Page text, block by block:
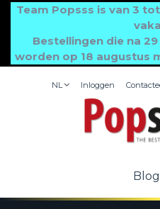
Team Popsss is van 3
Bestellingen die na
worden op 18 augustus
NL Inloggen
Blog